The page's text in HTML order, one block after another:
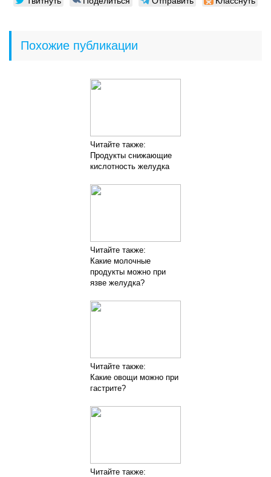
Похожие публикации
Читайте также:
Продукты снижающие
кислотность желудка
Читайте также:
Какие молочные
продукты можно при
язве желудка?
Читайте также:
Какие овощи можно при
гастрите?
Читайте также: